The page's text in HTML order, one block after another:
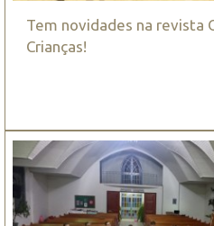
Tem novidades na revista
Crianças!